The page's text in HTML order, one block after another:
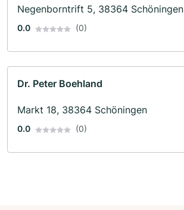
Negenborntrift 5, 38364 Schöningen
0.0 (0)
Dr. Peter Boehland
Markt 18, 38364 Schöningen
0.0 (0)